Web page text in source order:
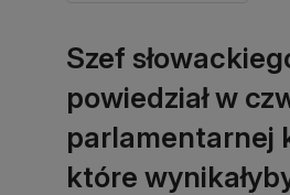
Szef
powiedział w
parlamentarnej
które